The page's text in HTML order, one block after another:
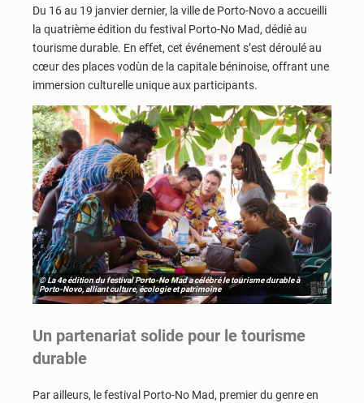
Du 16 au 19 janvier dernier, la ville de Porto-Novo a accueilli
la quatrième édition du festival Porto-No Mad, dédié au
tourisme durable. En effet, cet événement s’est déroulé au
cœur des places vodùn de la capitale béninoise, offrant une
immersion culturelle unique aux participants.
© La 4e édition du festival Porto-No Mad a célébré le tourisme durable à
Porto-Novo, alliant culture, écologie et patrimoine
Un partenariat solide pour le tourisme
durable
Par ailleurs, le festival Porto-No Mad, premier du genre en